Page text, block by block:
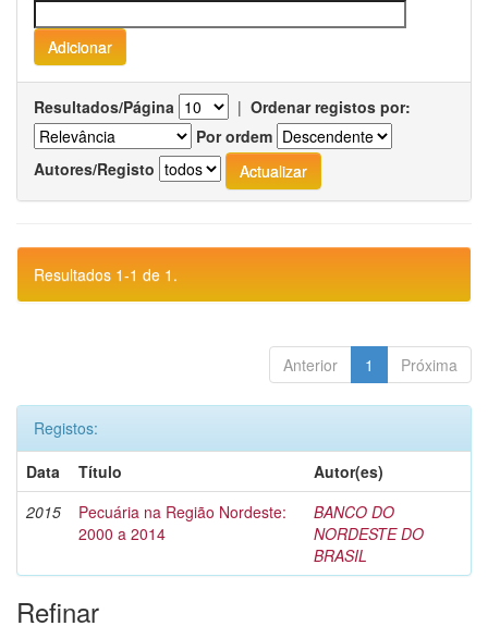
Resultados/Página | Ordenar registos por:
Por ordem
Autores/Registo
Resultados 1-1 de 1.
Anterior 1 Próxima
Registos:
Data
Título
Autor(es)
2015
Pecuária na Região Nordeste:
2000 a 2014
BANCO DO
NORDESTE DO
BRASIL
Refinar